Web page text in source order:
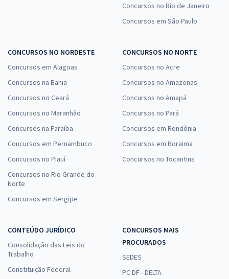
Concursos no Rio de Janeiro
Concursos em São Paulo
CONCURSOS NO NORDESTE
Concursos em Alagoas
Concursos na Bahia
Concursos no Ceará
Concursos no Maranhão
Concursos na Paraíba
Concursos em Pernambuco
Concursos no Piauí
Concursos no Rio Grande do
Norte
Concursos em Sergipe
CONCURSOS NO NORTE
Concursos no Acre
Concursos no Amazonas
Concursos no Amapá
Concursos no Pará
Concursos em Rondônia
Concursos em Roraima
Concursos no Tocantins
CONTEÚDO JURÍDICO
Consolidação das Leis do
Trabalho
Constituição Federal
CONCURSOS MAIS
PROCURADOS
SEDES
PC DF - DELTA